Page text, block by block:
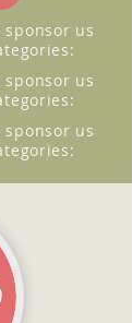
sponsor us
sponsor us
sponsor us